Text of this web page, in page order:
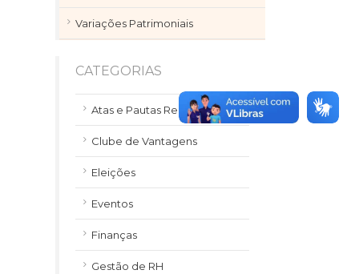
Variações Patrimoniais
CATEGORIAS
Atas e Pautas Reuniões
Clube de Vantagens
Eleições
Eventos
Finanças
Gestão de RH